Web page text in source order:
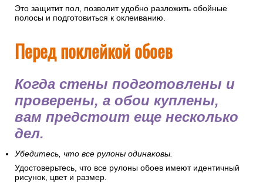
Это защитит пол, позволит удобно разложить обойные
полосы и подготовиться к оклеиванию.
Перед поклейкой обоев
Когда стены подготовлены и
проверены, а обои куплены,
вам предстоит еще несколько
дел.
Убедитесь, что все рулоны одинаковы.
Удостоверьтесь, что все рулоны обоев имеют идентичный
рисунок, цвет и размер.